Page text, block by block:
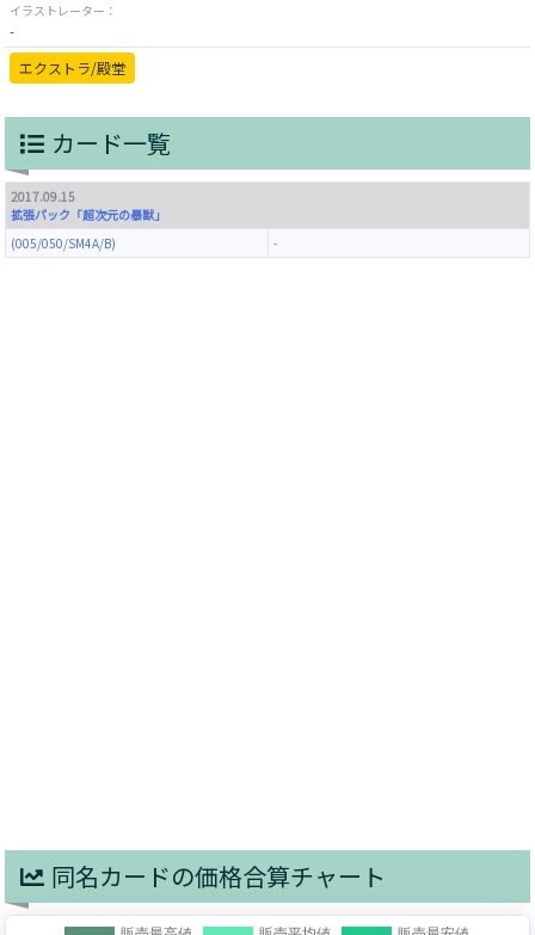
イラストレーター：
-
エクストラ/殿堂
カード一覧
2017.09.15
拡張パック「超次元の暴獣」
(005/050/SM4A/B)
-
同名カードの価格合算チャート